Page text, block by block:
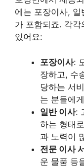
에는 포장이사,
가 포함되죠. 각각
있어요:
포장이사:
장하고, 수
당하는 서
는 분들에
일반 이사:
하는 형태
과 노력이
전문 이사
운 물품 등